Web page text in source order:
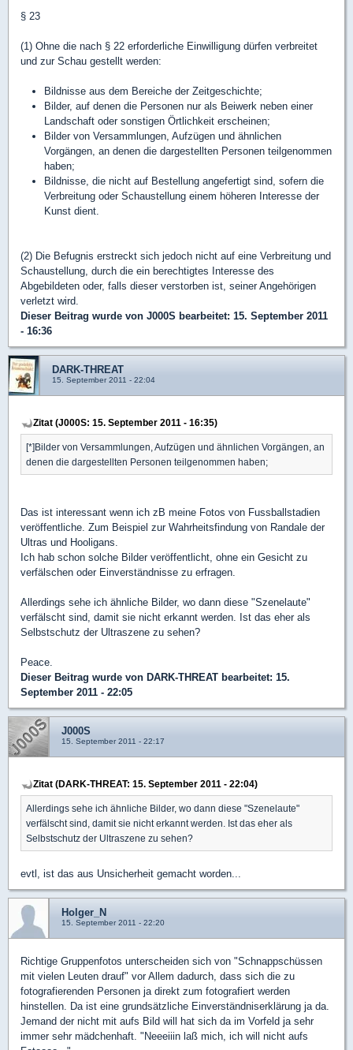
§ 23
(1) Ohne die nach § 22 erforderliche Einwilligung dürfen verbreitet
und zur Schau gestellt werden:
Bildnisse aus dem Bereiche der Zeitgeschichte;
Bilder, auf denen die Personen nur als Beiwerk neben einer
Landschaft oder sonstigen Örtlichkeit erscheinen;
Bilder von Versammlungen, Aufzügen und ähnlichen
Vorgängen, an denen die dargestellten Personen teilgenommen
haben;
Bildnisse, die nicht auf Bestellung angefertigt sind, sofern die
Verbreitung oder Schaustellung einem höheren Interesse der
Kunst dient.
(2) Die Befugnis erstreckt sich jedoch nicht auf eine Verbreitung und
Schaustellung, durch die ein berechtigtes Interesse des
Abgebildeten oder, falls dieser verstorben ist, seiner Angehörigen
verletzt wird.
Dieser Beitrag wurde von J000S bearbeitet: 15. September 2011
- 16:36
DARK-THREAT
15. September 2011 - 22:04
Zitat (J000S: 15. September 2011 - 16:35)
[*]Bilder von Versammlungen, Aufzügen und ähnlichen Vorgängen, an
denen die dargestellten Personen teilgenommen haben;
Das ist interessant wenn ich zB meine Fotos von Fussballstadien
veröffentliche. Zum Beispiel zur Wahrheitsfindung von Randale der
Ultras und Hooligans.
Ich hab schon solche Bilder veröffentlicht, ohne ein Gesicht zu
verfälschen oder Einverständnisse zu erfragen.
Allerdings sehe ich ähnliche Bilder, wo dann diese "Szenelaute"
verfälscht sind, damit sie nicht erkannt werden. Ist das eher als
Selbstschutz der Ultraszene zu sehen?
Peace.
Dieser Beitrag wurde von DARK-THREAT bearbeitet: 15.
September 2011 - 22:05
J000S
15. September 2011 - 22:17
Zitat (DARK-THREAT: 15. September 2011 - 22:04)
Allerdings sehe ich ähnliche Bilder, wo dann diese "Szenelaute"
verfälscht sind, damit sie nicht erkannt werden. Ist das eher als
Selbstschutz der Ultraszene zu sehen?
evtl, ist das aus Unsicherheit gemacht worden...
Holger_N
15. September 2011 - 22:20
Richtige Gruppenfotos unterscheiden sich von "Schnappschüssen
mit vielen Leuten drauf" vor Allem dadurch, dass sich die zu
fotografierenden Personen ja direkt zum fotografiert werden
hinstellen. Da ist eine grundsätzliche Einverständniserklärung ja da.
Jemand der nicht mit aufs Bild will hat sich da im Vorfeld ja sehr
immer sehr mädchenhaft. "Neeeiiin laß mich, ich will nicht aufs